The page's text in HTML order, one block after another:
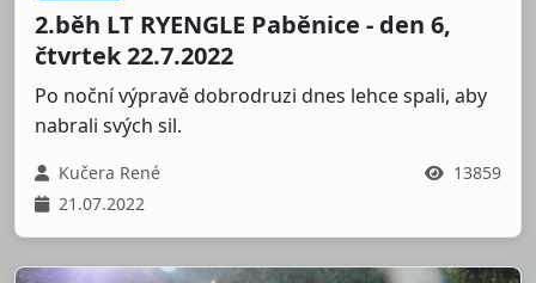
2.běh LT RYENGLE Paběnice - den 6,
čtvrtek 22.7.2022
Po noční výpravě dobrodruzi dnes lehce spali, aby
nabrali svých sil.
Kučera René
13859
21.07.2022